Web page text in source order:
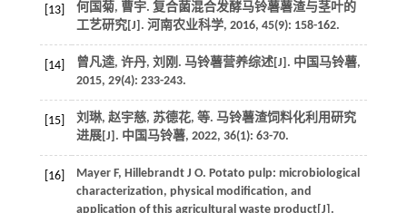
[13]
何国菊, 曹宇. 复合菌混合发酵马铃薯薯渣与茎叶的
工艺研究[J]. 河南农业科学, 2016, 45(9): 158-162.
[14] 曾凡逵, 许丹, 刘刚. 马铃薯营养综述[J]. 中国马铃薯,
2015, 29(4): 233-243.
[15] 刘琳, 赵宇慈, 苏德花, 等. 马铃薯渣饲料化利用研究
进展[J]. 中国马铃薯, 2022, 36(1): 63-70.
[16] Mayer F, Hillebrandt J O. Potato pulp: microbiological
characterization, physical modification, and
application of this agricultural waste product[J].